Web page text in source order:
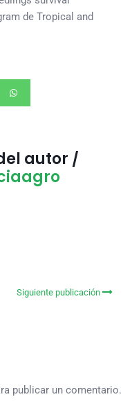
de Tropical and
autor /
Siguiente publicación
publicar un comentario.